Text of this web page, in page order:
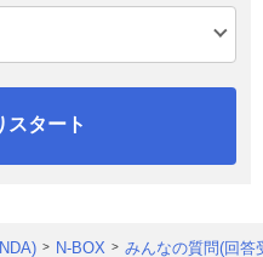
スタート
N-BOX みんなの質問(回答